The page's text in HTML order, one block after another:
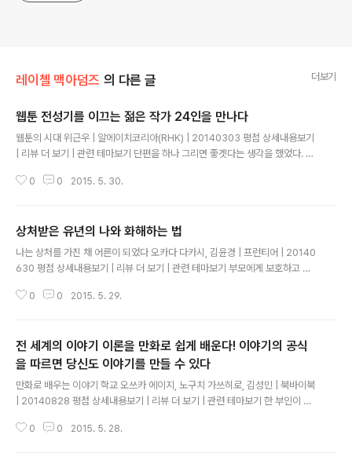
레이첼 맥아덤즈 의 다른 글 더보기
웹툰 전성기를 이끄는 젊은 작가 24인을 만나다
웹툰의 시대 위근우 | 알에이치코리아(RHK) | 20140303 평점 상세내용보기
| 리뷰 더 보기 | 관련 테마보기 단편을 하나 그리면 좋겟다는 생각을 했었다. 올
떻겠느냐는 얘기가 있어서 생각해봤는데 운석이 떨어지거나 핵전쟁이 일어나는
싶었다. 거기서 출발을 했는데 대형 개를 피해 도망 다니며 사는 설정은 좀 과한
거 같아 제한을 두고 싶었다. 그럼 우리가 평소 낚시해서 먹는 물고기가 커지면
어떨까. 심해어도 아닌 붕어나 메기 같은 물고기가 엄청 크면 무섭긴 하지만 걔
0 0 2015. 5. 30.
상처받은 유년의 나와 화해하는 법
나는 상처를 가진 채 어른이 되었다 오카다 다카시, 김윤경 | 프런티어 | 20140
630 평점 상세내용보기 | 리뷰 더 보기 | 관련 테마보기 부모에게 보호하고 이
착장애를 극복하기 위한 궁극적인 방법은 '자신이 부모가 되는' 일이다. 한 여성
생각한 결과 다다른 결론은 '부모에게 언제나 부정당하고 학대받으며 자라났기
때문이 아닐까' 하는 것이었다. 하지만 그 여성은 어떻게 하면 그런 자신을 바꿀
수 있을지 고민한 끝에 부모에게 기대하지 말자. 부모에게 인정받고 싶으니 부
정당하..
0 0 2015. 5. 29.
전 세계의 이야기 이론을 만화로 쉽게 배운다! 이야기의 공식
을 따르면 당신도 이야기를 만들 수 있다
만화로 배우는 이야기 학교 오쓰카 에이지, 노구치 가쓰히로, 김성민 | 북바이북
| 20140828 평점 상세내용보기 | 리뷰 더 보기 | 관련 테마보기 한 부인이 수
레라 부적을 드립니다' 라는 종이를 돌리고 다닌다. 종이에 인쇄된 내용을 보면,
0 0 2015. 5. 28.